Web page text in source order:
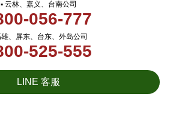
▪ 云林、嘉义、台南公司
056-777
雄、屏东、台东、外岛公司
525-555
LINE 客服